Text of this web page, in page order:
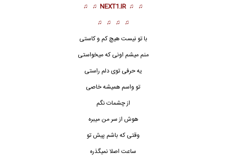
♫ ♫
NEXT1.IR
♫ ♫
♫ ♫ ♫ ♫
با تو نیست هیچ کم و کاستی
منم میشم اونی که میخواستی
یه حرفی توی دلم راستی
تو واسم همیشه خاصی
از چشمات نگم
هوش از سر من میبره
وقتی که باشم پیش تو
ساعت اصلا نمیگذره